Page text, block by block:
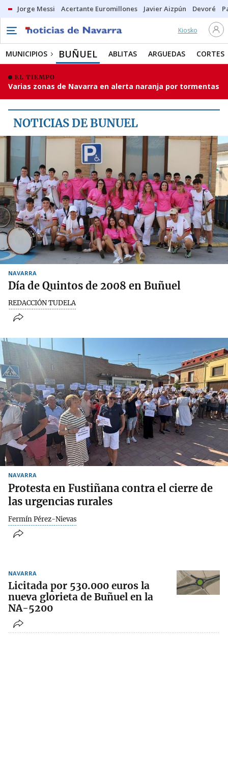
Jorge Messi Acertante Euromillones Javier Aizpún Devoré
Kiosko
MUNICIPIOS BUÑUEL ABLITAS ARGUEDAS CORTES
EL TIEMPO
Varias zonas de Navarra en alerta naranja por tormentas
NOTICIAS DE BUÑUEL
NAVARRA
Día de Quintos de 2008 en Buñuel
REDACCIÓN TUDELA
NAVARRA
Protesta en Fustiñana contra el cierre de
las urgencias rurales
Fermín Pérez-Nievas
NAVARRA
Licitada por 530.000 euros la
nueva glorieta de Buñuel en la
NA-5200
MUNICIPIOS
BUÑUEL
ARGUEDAS
CORELLA
CASCANTE
CASTEJÓN